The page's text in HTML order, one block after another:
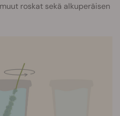
roskat sekä alkuperäisen